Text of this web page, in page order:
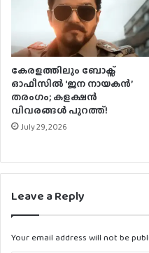
കേരളത്തിലും ബോക്സ്
ഓഫീസിൽ ‘ജന നായകൻ’
തരംഗം; കളക്ഷൻ
വിവരങ്ങൾ പുറത്ത്!
July 29, 2026
Leave a Reply
Your email address will not be